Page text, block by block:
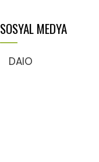
SOSYAL MEDYA
DAIO